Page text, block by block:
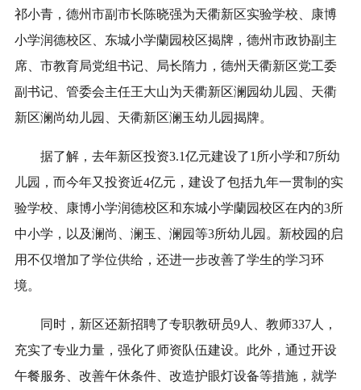
祁小青，德州市副市长陈晓强为天衢新区实验学校、康博
小学润德校区、东城小学蘭园校区揭牌，德州市政协副主
席、市教育局党组书记、局长隋力，德州天衢新区党工委
副书记、管委会主任王大山为天衢新区澜园幼儿园、天衢
新区澜尚幼儿园、天衢新区澜玉幼儿园揭牌。
据了解，去年新区投资3.1亿元建设了1所小学和7所幼
儿园，而今年又投资近4亿元，建设了包括九年一贯制的实
验学校、康博小学润德校区和东城小学蘭园校区在内的3所
中小学，以及澜尚、澜玉、澜园等3所幼儿园。新校园的启
用不仅增加了学位供给，还进一步改善了学生的学习环
境。
同时，新区还新招聘了专职教研员9人、教师337人，
充实了专业力量，强化了师资队伍建设。此外，通过开设
午餐服务、改善午休条件、改造护眼灯设备等措施，就学